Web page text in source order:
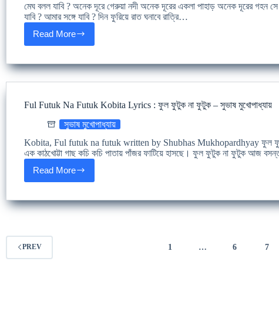
মেঘ বলল যাবি ? অনেক দূরে গেরুয়া নদী অনেক দূরের একলা পাহাড় অনেক দূরের গহন সে
যাবি ? আমার সঙ্গে যাবি ? দিন ফুরিয়ে রাত ঘনাবে রাত্রি…
Read More
Megh
Bollo
Lyrics
বলল
যাবি
?
–
কবিতা
–
শুভ
দাশগুপ্ত
Ful Futuk Na Futuk Kobita Lyrics : ফুল ফুটুক না ফুটুক – সুভাষ মুখোপাধ্যায়
সুভাষ মুখোপাধ্যায়
Kobita, Ful futuk na futuk written by Shubhas Mukhopardhyay ফুল ফুটুক
এক কাঠখোট্টা গাছ কচি কচি পাতায় পাঁজর ফাটিয়ে হাসছে। ফুল ফুটুক না ফুটুক আজ
Read More
Ful
Futuk
Futuk
PREV 1 … 6 7